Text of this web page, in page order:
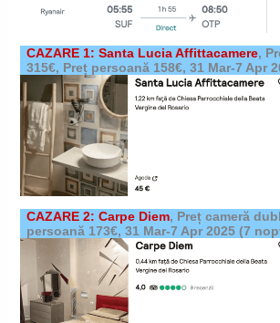
CAZARE 1: Santa Lucia Affittacamere,
315€, Preț persoană 158€, 31 Mar-7 Apr
CAZARE 2: Carpe Diem, Preț cameră
persoană 173€, 31 Mar-7 Apr 2025(7